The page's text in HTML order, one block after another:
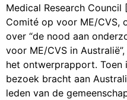
Medical Research Council
Comité op voor ME/CVS,
over “de nood aan
voor ME/CVS in
het ontwerprapport. Toen
bezoek bracht aan
leden van de